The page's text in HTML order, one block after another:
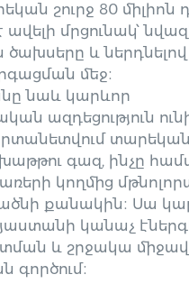
շուրջ 80 միլիոն
ավելի մրցունակ՝
և ներդնելով
մեջ։
նաև կարևոր
ազդեցություն
գազ, ինչը
կողմից
քանակին։ Սա
կանաչ
և շրջակա
գործում։